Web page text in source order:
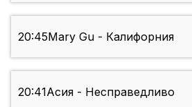
20:45Mary Gu - Калифорния
20:41Асия - Несправедливо